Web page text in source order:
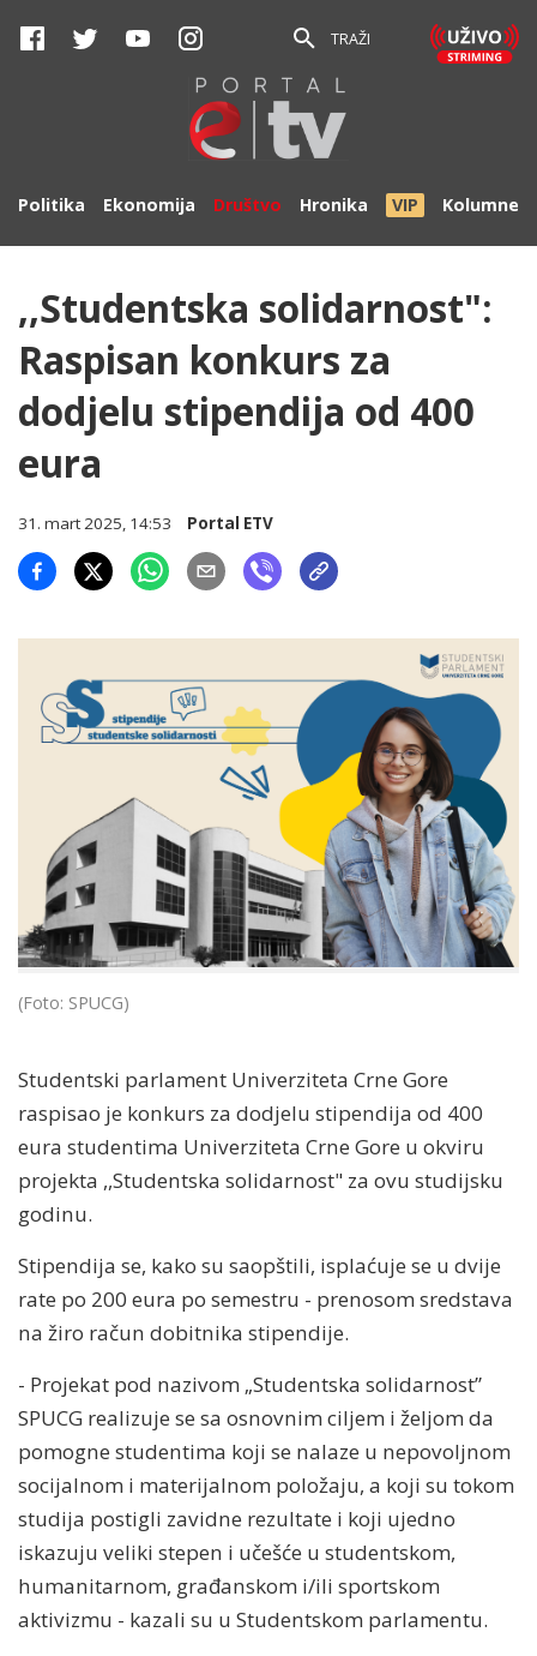
TRAŽI
Politika Ekonomija Društvo Hronika VIP Kolumne
,,Studentska solidarnost":
Raspisan konkurs za
dodjelu stipendija od 400
eura
31. mart 2025, 14:53 Portal ETV
(Foto: SPUCG)
Studentski parlament Univerziteta Crne Gore
raspisao je konkurs za dodjelu stipendija od 400
eura studentima Univerziteta Crne Gore u okviru
projekta ,,Studentska solidarnost" za ovu studijsku
godinu.
Stipendija se, kako su saopštili, isplaćuje se u dvije
rate po 200 eura po semestru - prenosom sredstava
na žiro račun dobitnika stipendije.
- Projekat pod nazivom „Studentska solidarnost”
SPUCG realizuje se sa osnovnim ciljem i željom da
pomogne studentima koji se nalaze u nepovoljnom
socijalnom i materijalnom položaju, a koji su tokom
studija postigli zavidne rezultate i koji ujedno
iskazuju veliki stepen i učešće u studentskom,
humanitarnom, građanskom i/ili sportskom
aktivizmu - kazali su u Studentskom parlamentu.